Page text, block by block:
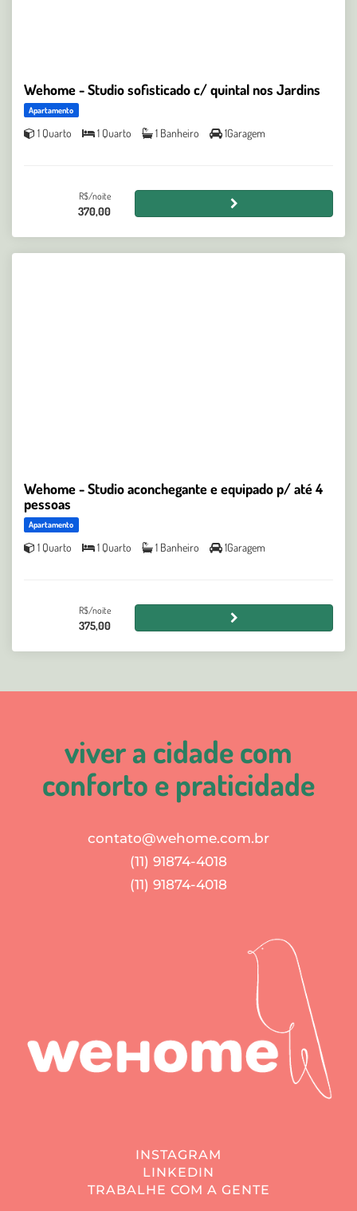
Wehome - Studio sofisticado c/ quintal nos Jardins
Apartamento
1 Quarto 1 Quarto 1 Banheiro 1Garagem
R$/noite
370,00
Wehome - Studio aconchegante e equipado p/ até 4
pessoas
Apartamento
1 Quarto 1 Quarto 1 Banheiro 1Garagem
R$/noite
375,00
viver a cidade com
conforto e praticidade
contato@wehome.com.br
(11) 91874-4018
(11) 91874-4018
INSTAGRAM
LINKEDIN
TRABALHE COM A GENTE